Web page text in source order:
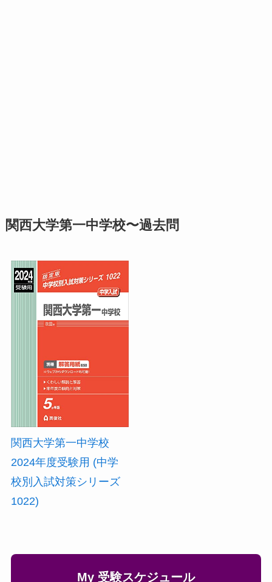
関西大学第一中学校〜過去問
関西大学第一中学校
2024年度受験用 (中学
校別入試対策シリーズ
1022)
My 受験スケジュール